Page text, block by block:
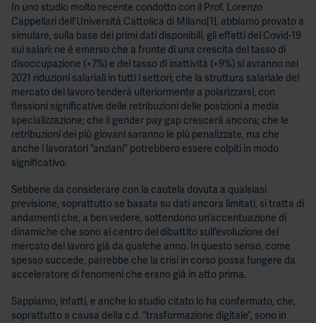
In uno studio molto recente condotto con il Prof. Lorenzo
Cappellari dell’Università Cattolica di Milano[1], abbiamo provato a
simulare, sulla base dei primi dati disponibili, gli effetti del Covid-19
sui salari: ne è emerso che a fronte di una crescita del tasso di
disoccupazione (+7%) e del tasso di inattività (+9%) si avranno nel
2021 riduzioni salariali in tutti i settori; che la struttura salariale del
mercato del lavoro tenderà ulteriormente a polarizzarsi, con
flessioni significative delle retribuzioni delle posizioni a media
specializzazione; che il gender pay gap crescerà ancora; che le
retribuzioni dei più giovani saranno le più penalizzate, ma che
anche i lavoratori “anziani” potrebbero essere colpiti in modo
significativo.
Sebbene da considerare con la cautela dovuta a qualsiasi
previsione, soprattutto se basata su dati ancora limitati, si tratta di
andamenti che, a ben vedere, sottendono un’accentuazione di
dinamiche che sono al centro del dibattito sull’evoluzione del
mercato del lavoro già da qualche anno. In questo senso, come
spesso succede, parrebbe che la crisi in corso possa fungere da
acceleratore di fenomeni che erano già in atto prima.
Sappiamo, infatti, e anche lo studio citato lo ha confermato, che,
soprattutto a causa della c.d. “trasformazione digitale”, sono in